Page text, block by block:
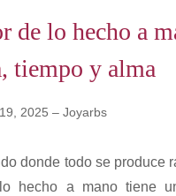
c
ó
d
de lo hecho a
tiempo y alma
2025 – Joyarbs
donde todo se produce
hecho a mano tiene